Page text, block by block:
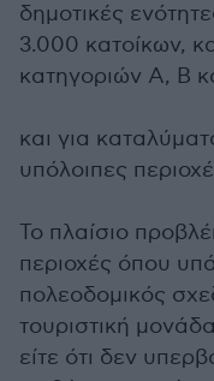
δημοτικές
3.000 κατοίκων,
κατηγοριών Α, Β
και για
υπόλοιπες
Το πλαίσιο
περιοχές όπου
πολεοδομικός
τουριστική
είτε ότι δεν